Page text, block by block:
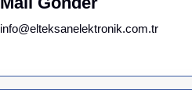
info@elteksanelektronik.com.tr